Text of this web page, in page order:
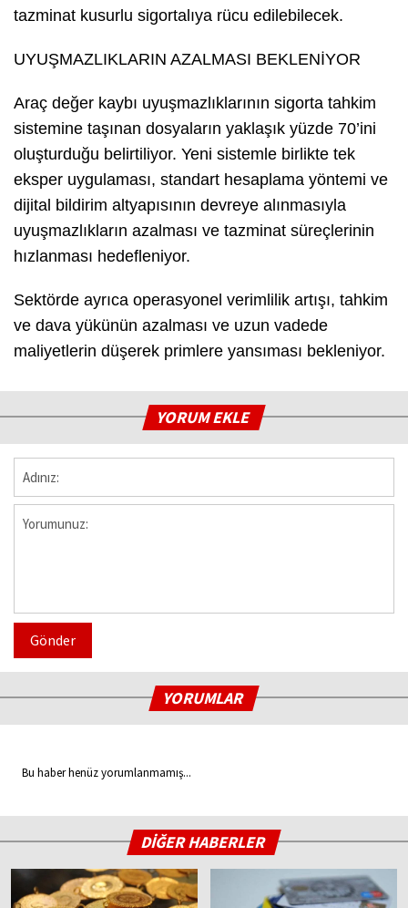
tazminat kusurlu sigortalıya rücu edilebilecek.
UYUŞMAZLIKLARIN AZALMASI BEKLENİYOR
Araç değer kaybı uyuşmazlıklarının sigorta tahkim
sistemine taşınan dosyaların yaklaşık yüzde 70’ini
oluşturduğu belirtiliyor. Yeni sistemle birlikte tek
eksper uygulaması, standart hesaplama yöntemi ve
dijital bildirim altyapısının devreye alınmasıyla
uyuşmazlıkların azalması ve tazminat süreçlerinin
hızlanması hedefleniyor.
Sektörde ayrıca operasyonel verimlilik artışı, tahkim
ve dava yükünün azalması ve uzun vadede
maliyetlerin düşerek primlere yansıması bekleniyor.
YORUM EKLE
Gönder
YORUMLAR
Bu haber henüz yorumlanmamış...
DİĞER HABERLER